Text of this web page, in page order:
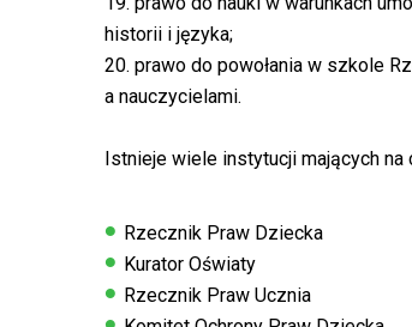
historii i języka;
20. prawo do powołania w szkole
a nauczycielami.
Istnieje wiele instytucji mających na
Rzecznik Praw Dziecka
Kurator Oświaty
Rzecznik Praw Ucznia